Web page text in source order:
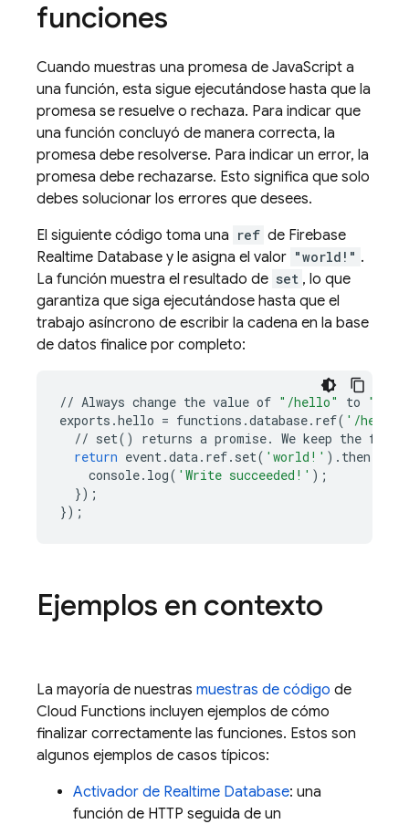
funciones
Cuando muestras una promesa de JavaScript a
una función, esta sigue ejecutándose hasta que la
promesa se resuelve o rechaza. Para indicar que
una función concluyó de manera correcta, la
promesa debe resolverse. Para indicar un error, la
promesa debe rechazarse. Esto significa que solo
debes solucionar los errores que desees.
El siguiente código toma una ref de Firebase
Realtime Database y le asigna el valor "world!" .
La función muestra el resultado de set , lo que
garantiza que siga ejecutándose hasta que el
trabajo asíncrono de escribir la cadena en la base
de datos finalice por completo:
// Always change the value of "/hello" to
exports .hello = functions .database. ref( '/hello'
// set() returns a promise. We keep the
return event.data. ref. set( 'world!' ) . then
console. log( 'Write succeeded!' );
});
});
Ejemplos en contexto
La mayoría de nuestras muestras de código de
Cloud Functions incluyen ejemplos de cómo
finalizar correctamente las funciones. Estos son
algunos ejemplos de casos típicos:
Activador de Realtime Database: una
función de HTTP seguida de un